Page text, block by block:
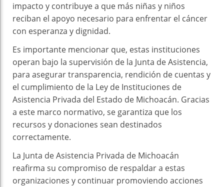
impacto y contribuye a que más niñas y niños
reciban el apoyo necesario para enfrentar el cáncer
con esperanza y dignidad.
Es importante mencionar que, estas instituciones
operan bajo la supervisión de la Junta de Asistencia,
para asegurar transparencia, rendición de cuentas y
el cumplimiento de la Ley de Instituciones de
Asistencia Privada del Estado de Michoacán. Gracias
a este marco normativo, se garantiza que los
recursos y donaciones sean destinados
correctamente.
La Junta de Asistencia Privada de Michoacán
reafirma su compromiso de respaldar a estas
organizaciones y continuar promoviendo acciones